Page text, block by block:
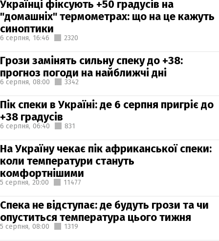
Українці фіксують +50 градусів на
"домашніх" термометрах: що на це кажуть
синоптики
6 серпня, 16:46 2320
Грози замінять сильну спеку до +38:
прогноз погоди на найближчі дні
6 серпня, 08:00 3342
Пік спеки в Україні: де 6 серпня пригріє до
+38 градусів
6 серпня, 06:40 831
На Україну чекає пік африканської спеки:
коли температури стануть
комфортнішими
5 серпня, 20:00 11477
Спека не відступає: де будуть грози та чи
опуститься температура цього тижня
5 серпня, 08:00 1319